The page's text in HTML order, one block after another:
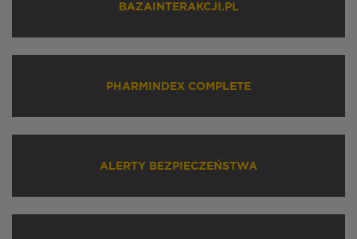
BAZAINTERAKCJI.PL
PHARMINDEX COMPLETE
ALERTY BEZPIECZEŃSTWA